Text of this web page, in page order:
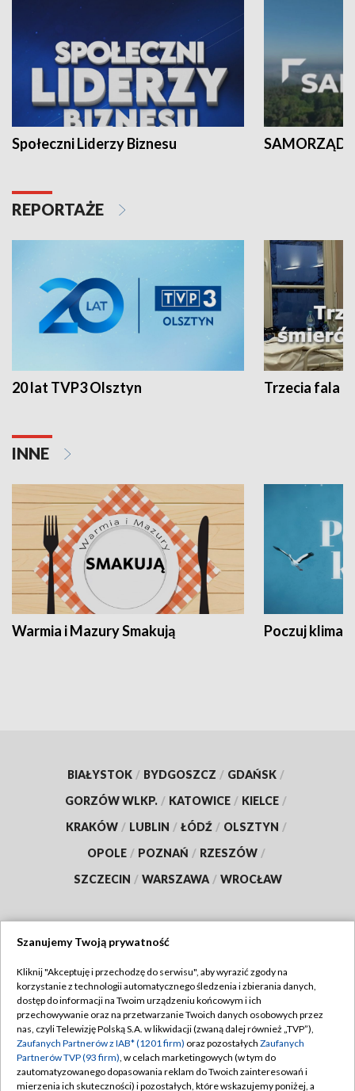
Społeczni Liderzy Biznesu SAMORZĄD
REPORTAŻE
20 lat TVP3 Olsztyn Trzecia fala -
INNE
Warmia i Mazury Smakują Poczuj klimat
BIAŁYSTOK / BYDGOSZCZ / GDAŃSK /
GORZÓW WLKP. / KATOWICE / KIELCE /
KRAKÓW / LUBLIN / ŁÓDŹ / OLSZTYN /
OPOLE / POZNAŃ / RZESZÓW /
SZCZECIN / WARSZAWA / WROCŁAW
TVP
Abonament TVP
Emisja w TVP
Centrum informacji TVP
Regulamin TVP
Polityka prywatności
Moje zgody
Szanujemy Twoją prywatność
Kliknij "Akceptuję i przechodzę do serwisu", aby wyrazić zgody na
korzystanie z technologii automatycznego śledzenia i zbierania danych,
dostęp do informacji na Twoim urządzeniu końcowym i ich
przechowywanie oraz na przetwarzanie Twoich danych osobowych przez
nas, czyli Telewizję Polską S.A. w likwidacji (zwaną dalej również „TVP”),
Zaufanych Partnerów z IAB* (1201 firm) oraz pozostałych Zaufanych
Partnerów TVP (93 firm), w celach marketingowych (w tym do
zautomatyzowanego dopasowania reklam do Twoich zainteresowań i
mierzenia ich skuteczności) i pozostałych, które wskazujemy poniżej, a